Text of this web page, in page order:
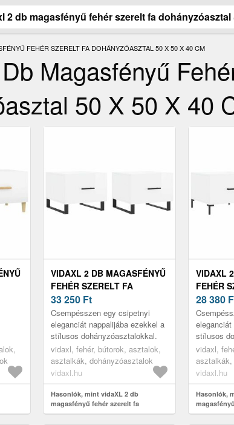
FEHÉR SZERELT FA DOHÁNYZÓASZTAL 50 X 50 X 40 CM
Magasfényű
50 X 50 X 40
50
VIDAXL 2 DB MAGASFÉNYŰ
FEHÉR SZERELT FA
DOHÁNYZÓASZTAL 50 X 50
X 40 CM
33 250 Ft
Csempésszen egy csipetnyi
eleganciát nappalijába ezekkel a
stílusos dohányzóasztalokkal.
vidaxl, fehér, bútorok, asztalok,
asztalkák, dohányzóasztalok
vidaxl.hu
Hasonlók, mint vidaXL 2 db
magasfényű fehér szerelt fa
dohányzóasztal 50 x 50 x 40 cm
VIDAXL
FEHÉR
X 40 CM
28 380
stílusos
vidaxl,
asztalkák,
vidaxl.hu
Hasonlók,